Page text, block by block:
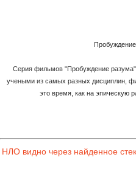
Серия фильмов "Пробуждение
учеными из самых разных дисциплин,
это время, как на эпическую
НЛО видно через найденное